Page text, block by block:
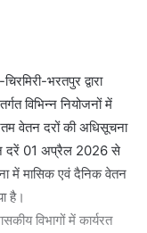
भरतपुर द्वारा
विभिन्न नियोजनों में
वेतन दरों की अधिसूचना
दरें 01 अप्रैल 2026 से
में मासिक एवं दैनिक वेतन
है।
विभागों में कार्यरत